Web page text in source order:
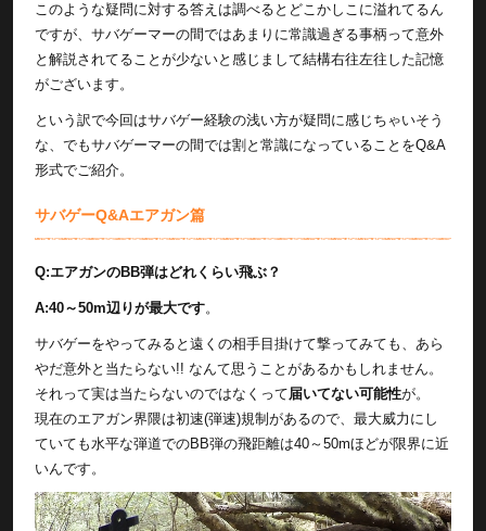
このような疑問に対する答えは調べるとどこかしこに溢れてるん
ですが、サバゲーマーの間ではあまりに常識過ぎる事柄って意外
と解説されてることが少ないと感じまして結構右往左往した記憶
がございます。
という訳で今回はサバゲー経験の浅い方が疑問に感じちゃいそう
な、でもサバゲーマーの間では割と常識になっていることをQ&A
形式でご紹介。
サバゲーQ&Aエアガン篇
Q:エアガンのBB弾はどれくらい飛ぶ？
A:40～50m辺りが最大です。
サバゲーをやってみると遠くの相手目掛けて撃ってみても、あら
やだ意外と当たらない!! なんて思うことがあるかもしれません。
それって実は当たらないのではなくって届いてない可能性が。
現在のエアガン界隈は初速(弾速)規制があるので、最大威力にし
ていても水平な弾道でのBB弾の飛距離は40～50mほどが限界に近
いんです。